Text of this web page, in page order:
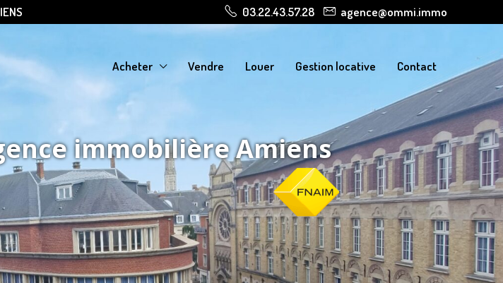
03.22.43.57.28 agence@ommi.immo
Acheter Vendre Louer Gestion locative Contact
immobilière Amiens